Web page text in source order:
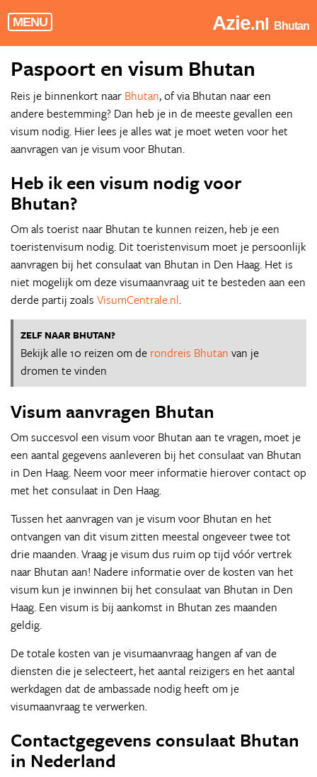
MENU Azie.nl Bhutan
Paspoort en visum Bhutan
Reis je binnenkort naar Bhutan, of via Bhutan naar een
andere bestemming? Dan heb je in de meeste gevallen een
visum nodig. Hier lees je alles wat je moet weten voor het
aanvragen van je visum voor Bhutan.
Heb ik een visum nodig voor
Bhutan?
Om als toerist naar Bhutan te kunnen reizen, heb je een
toeristenvisum nodig. Dit toeristenvisum moet je persoonlijk
aanvragen bij het consulaat van Bhutan in Den Haag. Het is
niet mogelijk om deze visumaanvraag uit te besteden aan een
derde partij zoals VisumCentrale.nl.
ZELF NAAR BHUTAN?
Bekijk alle 10 reizen om de rondreis Bhutan van je
dromen te vinden
Visum aanvragen Bhutan
Om succesvol een visum voor Bhutan aan te vragen, moet je
een aantal gegevens aanleveren bij het consulaat van Bhutan
in Den Haag. Neem voor meer informatie hierover contact op
met het consulaat in Den Haag.
Tussen het aanvragen van je visum voor Bhutan en het
ontvangen van dit visum zitten meestal ongeveer twee tot
drie maanden. Vraag je visum dus ruim op tijd vóór vertrek
naar Bhutan aan! Nadere informatie over de kosten van het
visum kun je inwinnen bij het consulaat van Bhutan in Den
Haag. Een visum is bij aankomst in Bhutan zes maanden
geldig.
De totale kosten van je visumaanvraag hangen af van de
diensten die je selecteert, het aantal reizigers en het aantal
werkdagen dat de ambassade nodig heeft om je
visumaanvraag te verwerken.
Contactgegevens consulaat Bhutan
in Nederland